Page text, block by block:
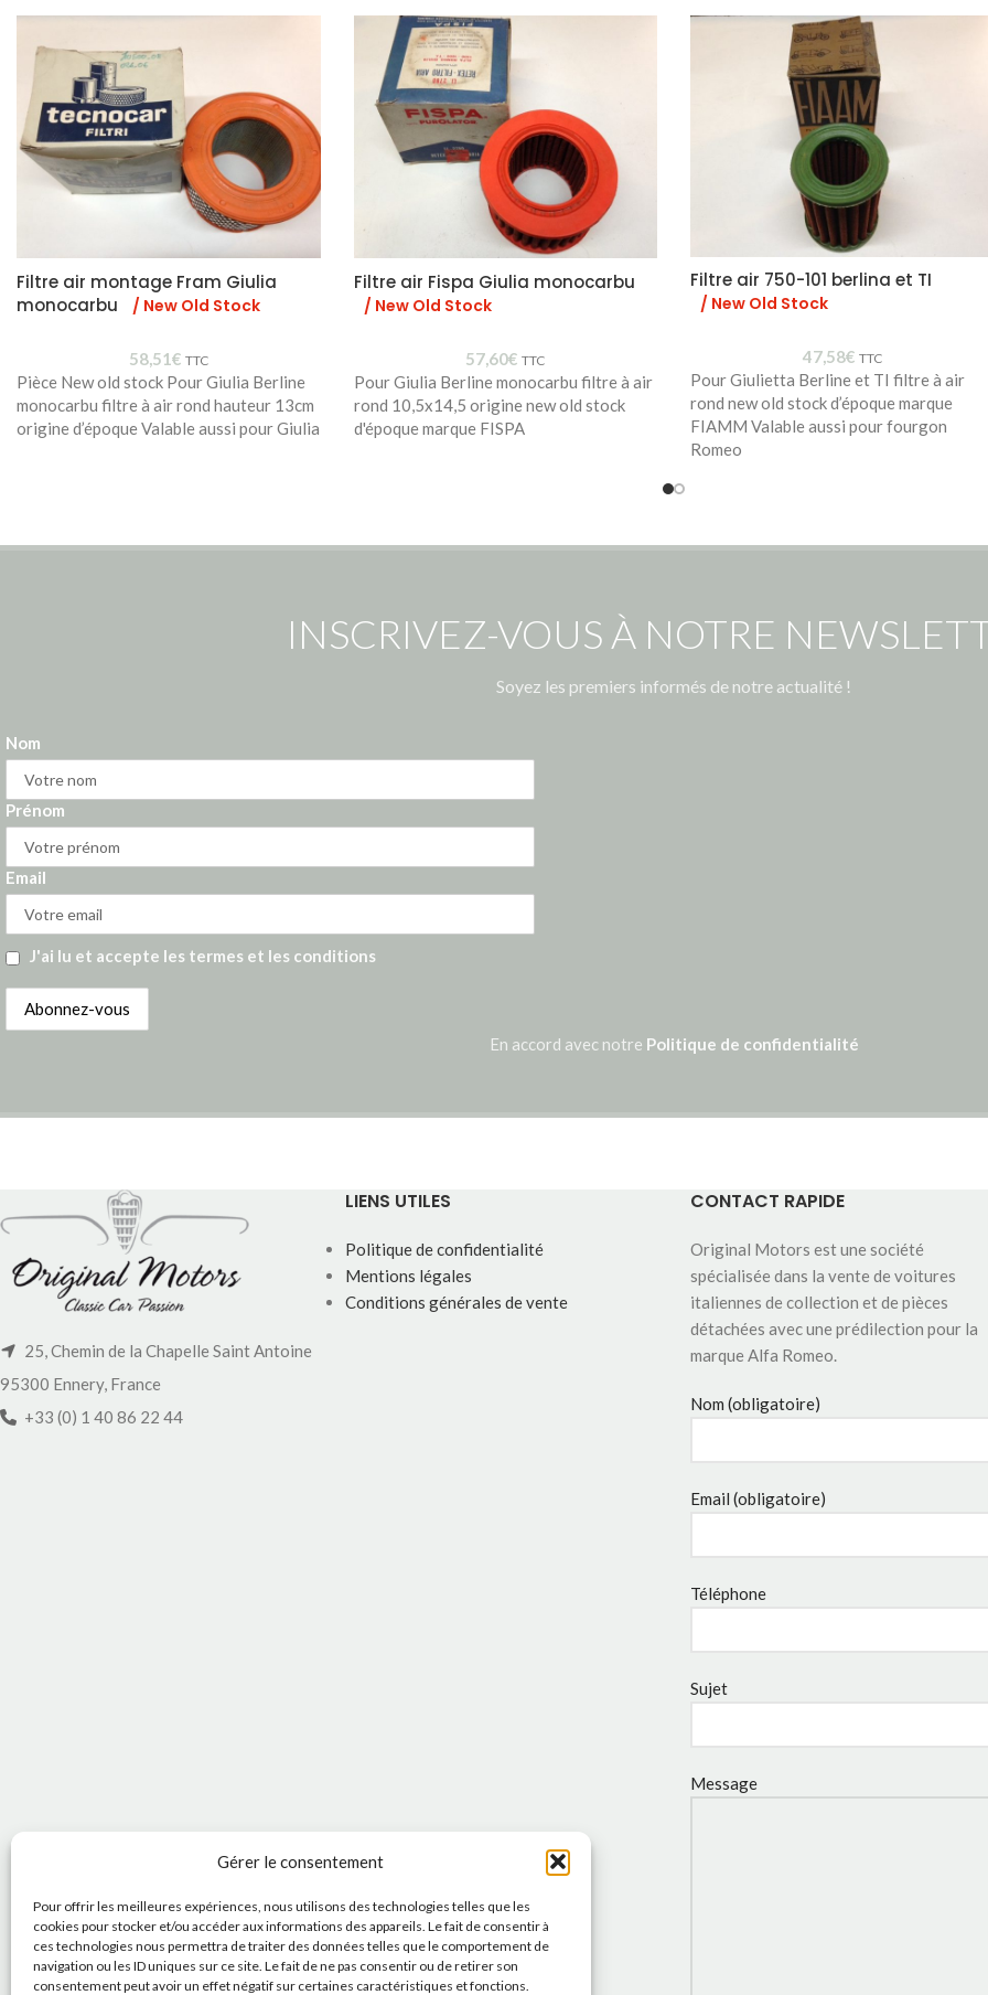
Gérer le consentement
Pour offrir les meilleures expériences, nous utilisons des technologies telles que les
cookies pour stocker et/ou accéder aux informations des appareils. Le fait de consentir à
ces technologies nous permettra de traiter des données telles que le comportement de
navigation ou les ID uniques sur ce site. Le fait de ne pas consentir ou de retirer son
consentement peut avoir un effet négatif sur certaines caractéristiques et fonctions.
Filtre air montage Fram Giulia
monocarbu
/ New Old Stock
58,51€ TTC
Pièce New old stock Pour Giulia Berline
monocarbu filtre à air rond hauteur 13cm
origine d’époque Valable aussi pour Giulia
Filtre air Fispa Giulia monocarbu
/ New Old Stock
57,60€ TTC
Pour Giulia Berline monocarbu filtre à air
rond 10,5x14,5 origine new old stock
d'époque marque FISPA
Filtre air 750-101 berlina et TI
/ New Old Stock
47,58€ TTC
Pour Giulietta Berline et TI filtre à air
rond new old stock d’époque marque
FIAMM Valable aussi pour fourgon
Romeo
INSCRIVEZ-VOUS À NOTRE
Soyez les premiers informés de notre actualité !
Nom
Prénom
Email
J'ai lu et accepte les termes et les conditions
En accord avec notre Politique de confidentialité
25, Chemin de la Chapelle Saint Antoine
95300 Ennery, France
+33 (0) 1 40 86 22 44
LIENS UTILES
Politique de confidentialité
Mentions légales
Conditions générales de vente
CONTACT RAPIDE
Original Motors est une société
spécialisée dans la vente de voitures
italiennes de collection et de pièces
détachées avec une prédilection pour la
marque Alfa Romeo.
Nom (obligatoire)
Email (obligatoire)
Téléphone
Sujet
Message